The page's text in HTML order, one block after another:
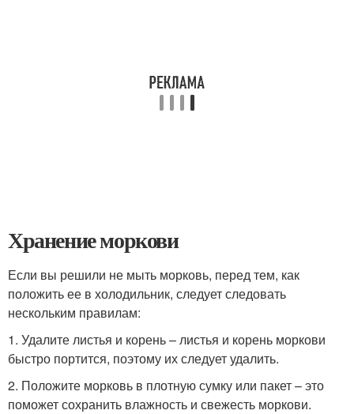
Хранение моркови
Если вы решили не мыть морковь, перед тем, как
положить ее в холодильник, следует следовать
нескольким правилам:
1. Удалите листья и корень – листья и корень моркови
быстро портится, поэтому их следует удалить.
2. Положите морковь в плотную сумку или пакет – это
поможет сохранить влажность и свежесть моркови.